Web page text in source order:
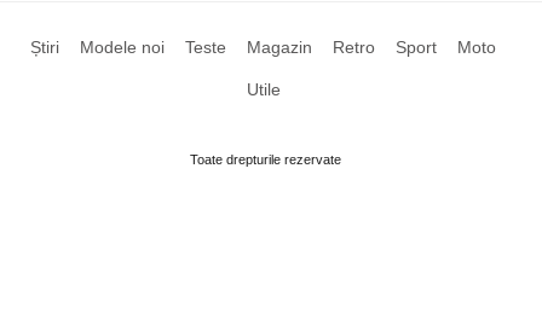
Știri Modele noi Teste Magazin Retro Sport Moto
Utile
Toate drepturile rezervate